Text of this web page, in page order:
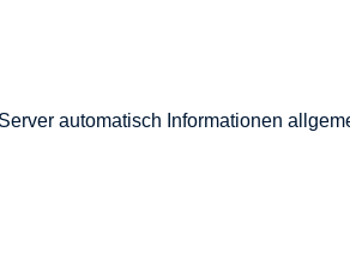
automatisch Informationen